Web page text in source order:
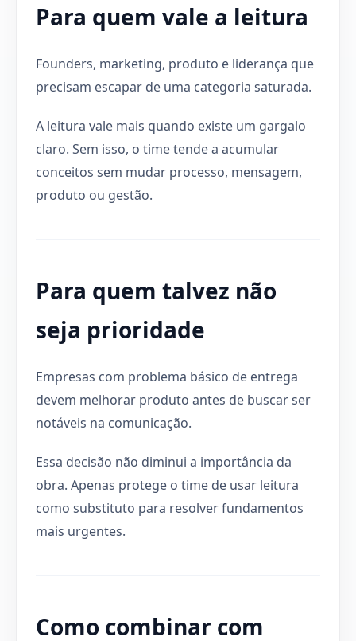
Para quem vale a leitura
Founders, marketing, produto e liderança que
precisam escapar de uma categoria saturada.
A leitura vale mais quando existe um gargalo
claro. Sem isso, o time tende a acumular
conceitos sem mudar processo, mensagem,
produto ou gestão.
Para quem talvez não
seja prioridade
Empresas com problema básico de entrega
devem melhorar produto antes de buscar ser
notáveis na comunicação.
Essa decisão não diminui a importância da
obra. Apenas protege o time de usar leitura
como substituto para resolver fundamentos
mais urgentes.
Como combinar com